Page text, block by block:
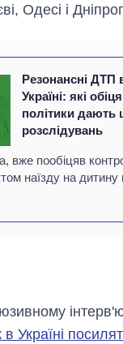
Одесі і
Резонансні ДТП
Україні: які
політики дають
розслідувань
вже пообіцяв
наїзду на дитину
в Україні